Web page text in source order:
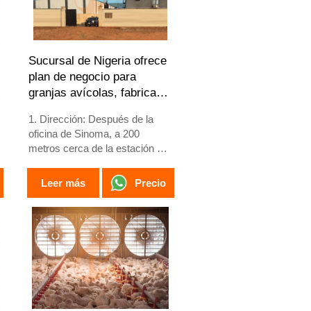
Sucursal de Nigeria ofrece
plan de negocio para
granjas avícolas, fabrica
avícolas
1. Dirección: Después de la
oficina de Sinoma, a 200
metros cerca de la estación de
Lagos/Ibadan, estado de
2. Fábrica de jaulas avícolas y
equipos para granjas avícolas
y stock a la venta
3. Personalizado para granjas
avícolas nigerianas
4. La calidad y el diseño están
basados en estándares
europeos
Leer más Precio